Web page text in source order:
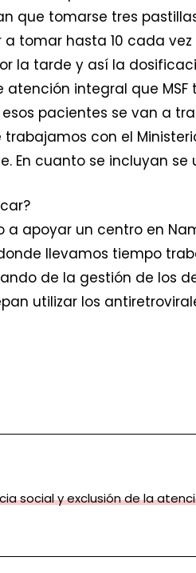
que tomarse tres
tomar hasta 10 cada
la tarde y así la
integral que
pacientes se van a
con el
En cuanto se incluyan
a apoyar un centro en
llevamos tiempo
de la gestión de los
utilizar los
social y exclusión de la